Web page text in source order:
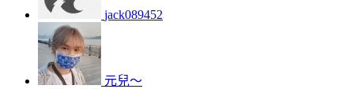
jack089452
元兒～